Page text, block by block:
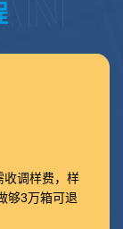
收调样费，样
够3万箱可退